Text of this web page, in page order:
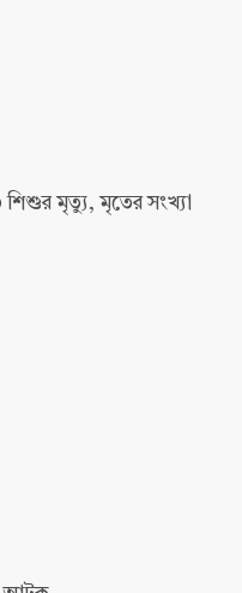
মৃত্যু, মৃতের সংখ্যা